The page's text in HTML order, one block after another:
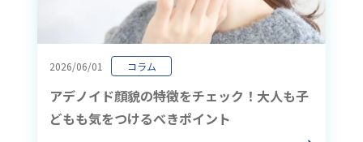
2026/06/01 コラム
アデノイド顔貌の特徴をチェック！大人も子
どもも気をつけるべきポイント